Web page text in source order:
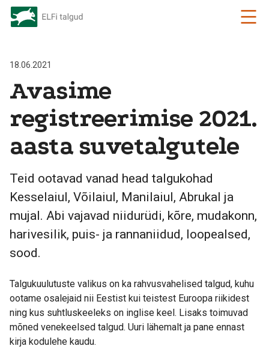
18.06.2021
Avasime
registreerimise 2021.
aasta suvetalgutele
Teid ootavad vanad head talgukohad
Kesselaiul, Võilaiul, Manilaiul, Abrukal ja
mujal. Abi vajavad niidurüdi, kõre, mudakonn,
harivesilik, puis- ja rannaniidud, loopealsed,
sood.
Talgukuulutuste valikus on ka rahvusvahelised talgud, kuhu
ootame osalejaid nii Eestist kui teistest Euroopa riikidest
ning kus suhtluskeeleks on inglise keel. Lisaks toimuvad
mõned venekeelsed talgud. Uuri lähemalt ja pane ennast
kirja kodulehe kaudu.